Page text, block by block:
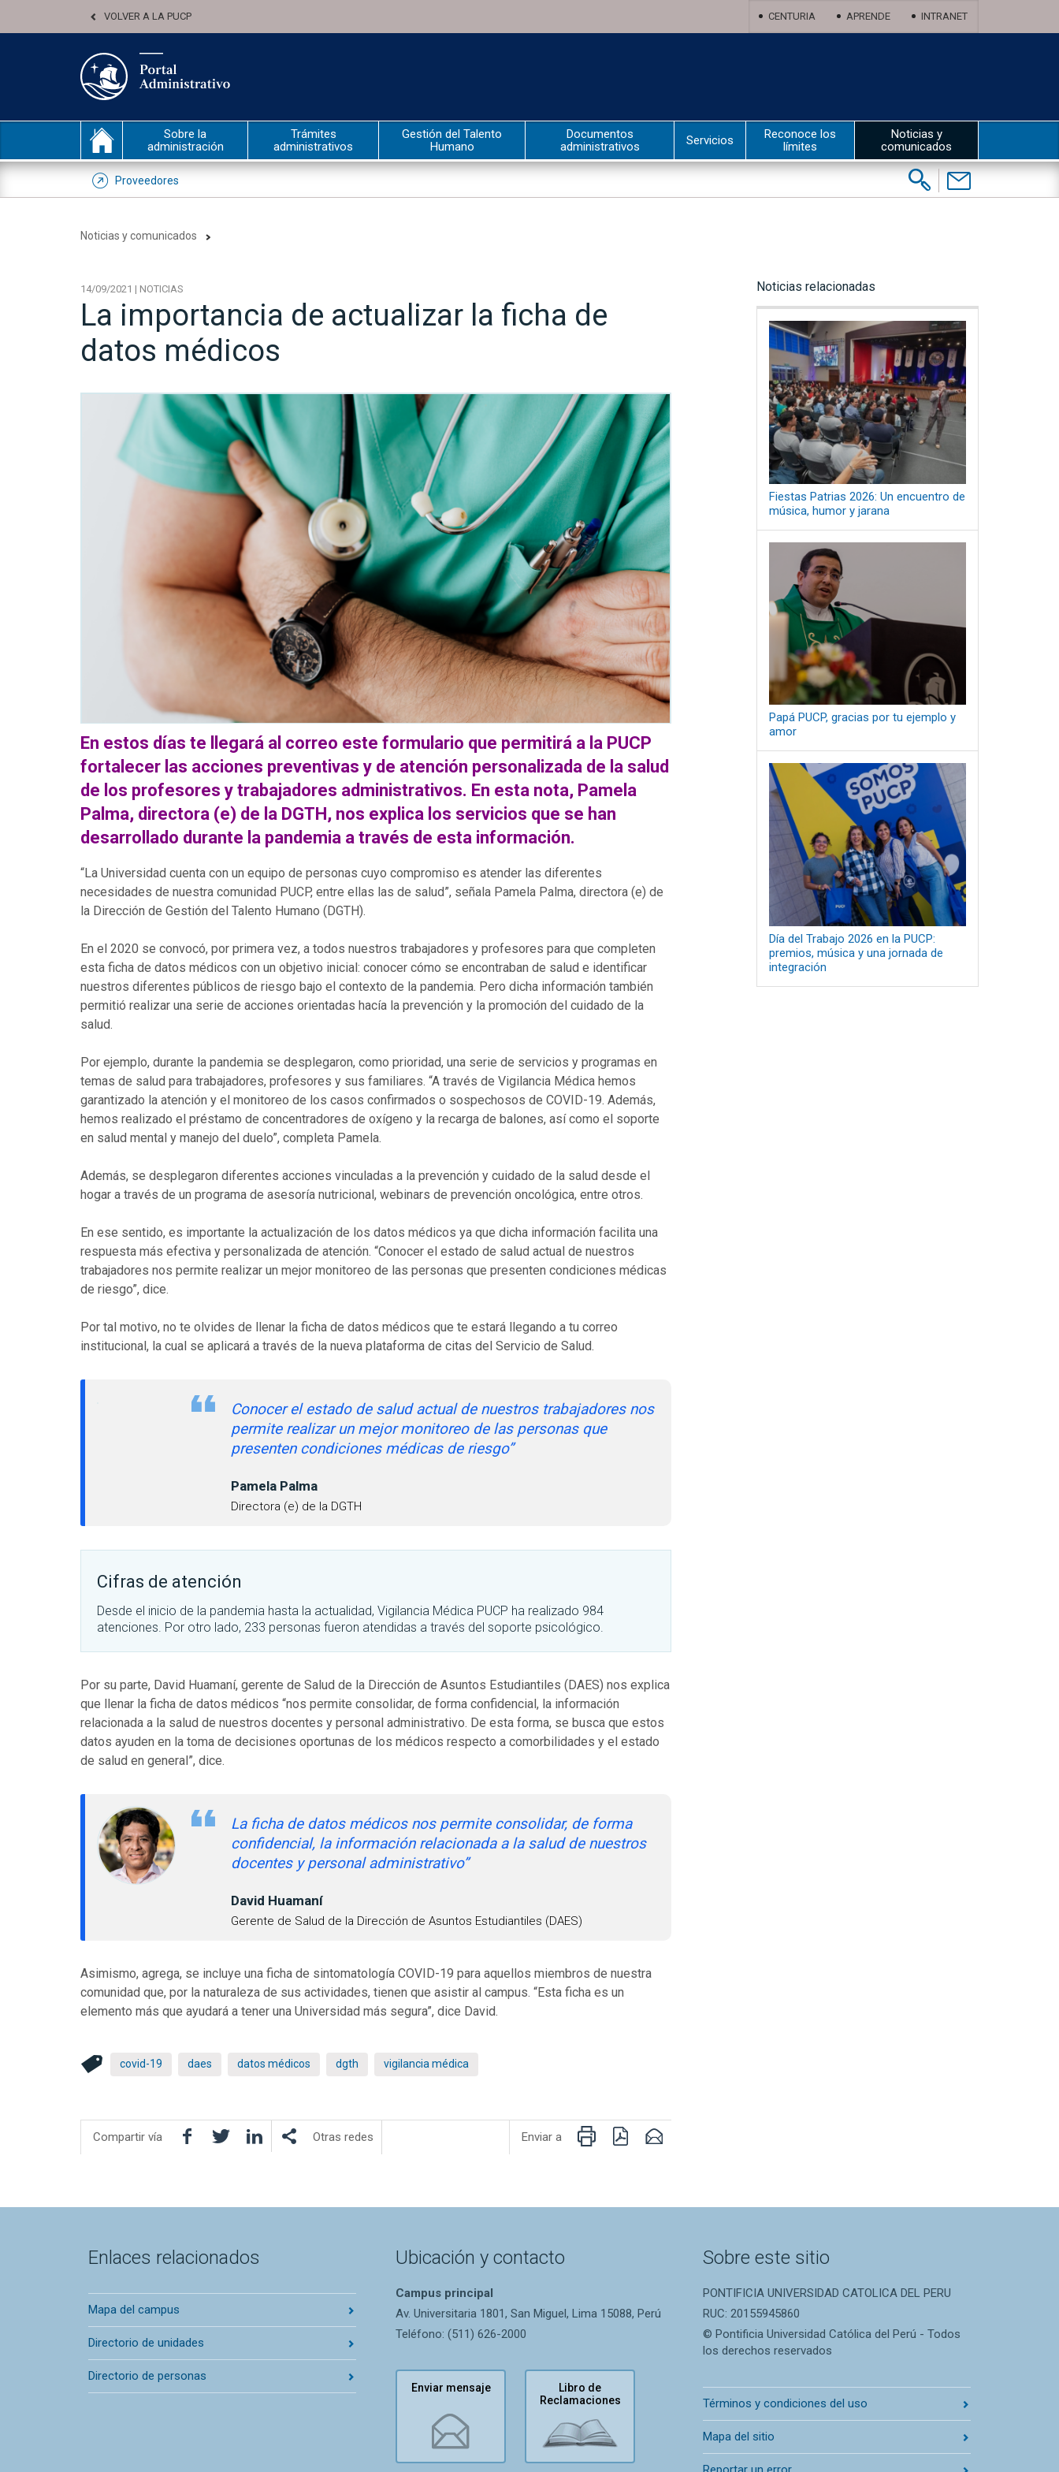
VOLVER A LA PUCP CENTURIA APRENDE INTRANET
Sobre la
administración
Trámites
administrativos
Gestión del Talento
Humano
Documentos
administrativos
Servicios
Reconoce los
límites
Noticias y
comunicados
Proveedores Buscar:
Contáctenos
Noticias y comunicados
14/09/2021 | NOTICIAS
La importancia de actualizar la ficha de
datos médicos
En estos días te llegará al correo este formulario que permitirá a la PUCP
fortalecer las acciones preventivas y de atención personalizada de la salud
de los profesores y trabajadores administrativos. En esta nota, Pamela
Palma, directora (e) de la DGTH, nos explica los servicios que se han
desarrollado durante la pandemia a través de esta información.
“La Universidad cuenta con un equipo de personas cuyo compromiso es atender las diferentes
necesidades de nuestra comunidad PUCP, entre ellas las de salud”, señala Pamela Palma, directora (e) de
la Dirección de Gestión del Talento Humano (DGTH).
En el 2020 se convocó, por primera vez, a todos nuestros trabajadores y profesores para que completen
esta ficha de datos médicos con un objetivo inicial: conocer cómo se encontraban de salud e identificar
nuestros diferentes públicos de riesgo bajo el contexto de la pandemia. Pero dicha información también
permitió realizar una serie de acciones orientadas hacía la prevención y la promoción del cuidado de la
salud.
Por ejemplo, durante la pandemia se desplegaron, como prioridad, una serie de servicios y programas en
temas de salud para trabajadores, profesores y sus familiares. “A través de Vigilancia Médica hemos
garantizado la atención y el monitoreo de los casos confirmados o sospechosos de COVID-19. Además,
hemos realizado el préstamo de concentradores de oxígeno y la recarga de balones, así como el soporte
en salud mental y manejo del duelo”, completa Pamela.
Además, se desplegaron diferentes acciones vinculadas a la prevención y cuidado de la salud desde el
hogar a través de un programa de asesoría nutricional, webinars de prevención oncológica, entre otros.
En ese sentido, es importante la actualización de los datos médicos ya que dicha información facilita una
respuesta más efectiva y personalizada de atención. “Conocer el estado de salud actual de nuestros
trabajadores nos permite realizar un mejor monitoreo de las personas que presenten condiciones médicas
de riesgo”, dice.
Por tal motivo, no te olvides de llenar la ficha de datos médicos que te estará llegando a tu correo
institucional, la cual se aplicará a través de la nueva plataforma de citas del Servicio de Salud.
Conocer el estado de salud actual de nuestros trabajadores nos
permite realizar un mejor monitoreo de las personas que
presenten condiciones médicas de riesgo”
Pamela Palma
Directora (e) de la DGTH
Cifras de atención
Desde el inicio de la pandemia hasta la actualidad, Vigilancia Médica PUCP ha realizado 984
atenciones. Por otro lado, 233 personas fueron atendidas a través del soporte psicológico.
Por su parte, David Huamaní, gerente de Salud de la Dirección de Asuntos Estudiantiles (DAES) nos explica
que llenar la ficha de datos médicos “nos permite consolidar, de forma confidencial, la información
relacionada a la salud de nuestros docentes y personal administrativo. De esta forma, se busca que estos
datos ayuden en la toma de decisiones oportunas de los médicos respecto a comorbilidades y el estado
de salud en general”, dice.
La ficha de datos médicos nos permite consolidar, de forma
confidencial, la información relacionada a la salud de nuestros
docentes y personal administrativo”
David Huamaní
Gerente de Salud de la Dirección de Asuntos Estudiantiles (DAES)
Asimismo, agrega, se incluye una ficha de sintomatología COVID-19 para aquellos miembros de nuestra
comunidad que, por la naturaleza de sus actividades, tienen que asistir al campus. “Esta ficha es un
elemento más que ayudará a tener una Universidad más segura”, dice David.
covid-19 daes datos médicos dgth vigilancia médica
Compartir vía FacebookTwitterLinkedIn Otras redes Enviar a ImprimirPDF Email
Noticias relacionadas
Fiestas Patrias 2026: Un encuentro de
música, humor y jarana
Papá PUCP, gracias por tu ejemplo y
amor
Día del Trabajo 2026 en la PUCP:
premios, música y una jornada de
integración
Enlaces relacionados
Mapa del campus
Directorio de unidades
Directorio de personas
Ubicación y contacto
Campus principal
Av. Universitaria 1801, San Miguel, Lima 15088, Perú
Teléfono: (511) 626-2000
Enviar mensaje
Libro de
Reclamaciones
Sobre este sitio
PONTIFICIA UNIVERSIDAD CATOLICA DEL PERU
RUC: 20155945860
© Pontificia Universidad Católica del Perú - Todos
los derechos reservados
Términos y condiciones del uso
Mapa del sitio